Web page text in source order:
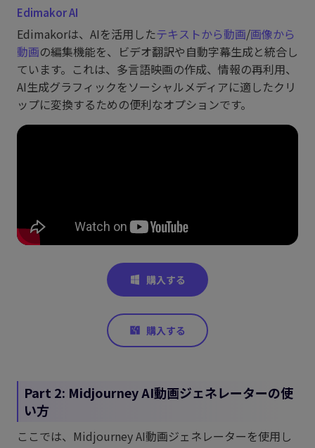
Edimakor AI
Edimakorは、AIを活用したテキストから動画/画像から
動画の編集機能を、ビデオ翻訳や自動字幕生成と統合し
ています。これは、多言語映画の作成、情報の再利用、
AI生成グラフィックをソーシャルメディアに適したクリ
ップに変換するための便利なオプションです。
Part 2: Midjourney AI動画ジェネレーターの使
い方
ここでは、Midjourney AI動画ジェネレーターを使用し